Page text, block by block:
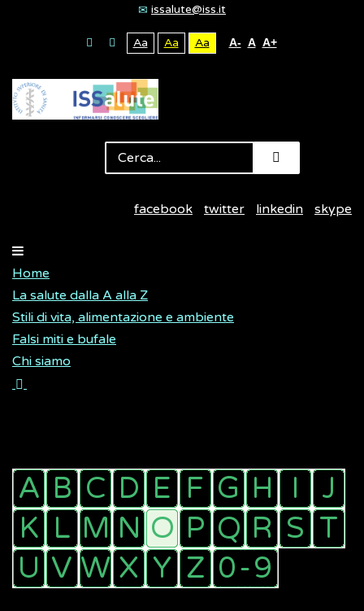
issalute@iss.it
Aa Aa Aa A- A A+
facebook twitter linkedin skype
Home
La salute dalla A alla Z
Stili di vita, alimentazione e ambiente
Falsi miti e bufale
Chi siamo